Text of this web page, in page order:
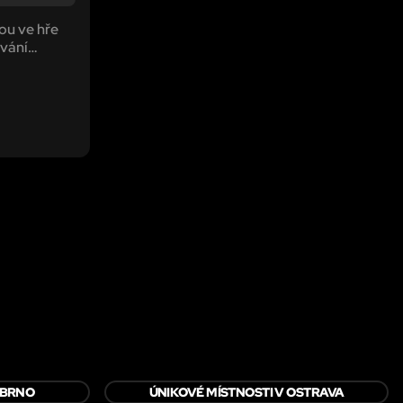
ve hře
ÚNIKOVÉ MÍSTNOSTI V OSTRAVA